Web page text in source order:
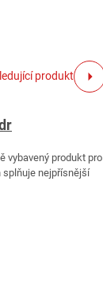
produkt
vybavený produkt pro
splňuje nejpřísnější